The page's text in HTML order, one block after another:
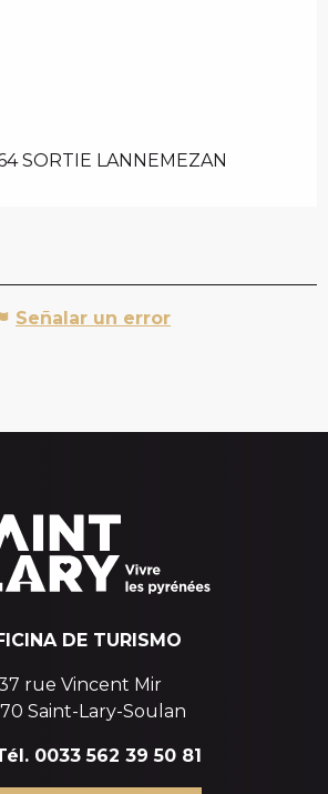
SORTIE LANNEMEZAN
Señalar un error
DE TURISMO
rue Vincent Mir
Saint-Lary-Soulan
0033 562 39 50 81